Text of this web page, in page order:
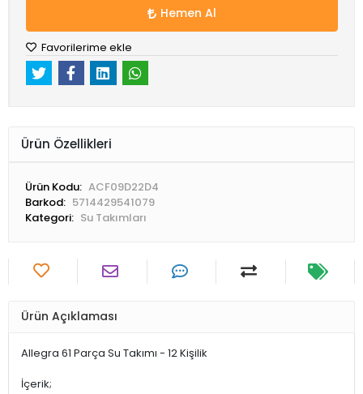
Hemen Al
Favorilerime ekle
Ürün Özellikleri
Ürün Kodu: ACF09D22D4
Barkod: 5714429541079
Kategori: Su Takımları
Ürün Açıklaması
Allegra 61 Parça Su Takımı - 12 Kişilik
İçerik;